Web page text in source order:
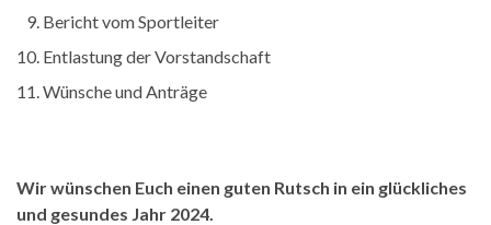
Bericht vom Sportleiter
Entlastung der Vorstandschaft
Wünsche und Anträge
Wir wünschen Euch einen guten Rutsch in ein glückliches
und gesundes Jahr 2024.